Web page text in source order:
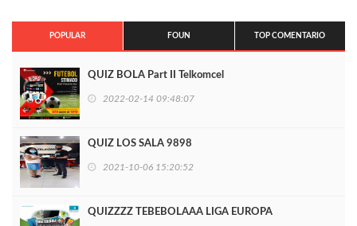
POPULAR FOUN TOP COMENTARIO
QUIZ BOLA Part II Telkomcel
2022-02-14 09:48:07
QUIZ LOS SALA 9898
2021-10-06 15:20:52
QUIZZZZ TEBEBOLAAA LIGA EUROPA